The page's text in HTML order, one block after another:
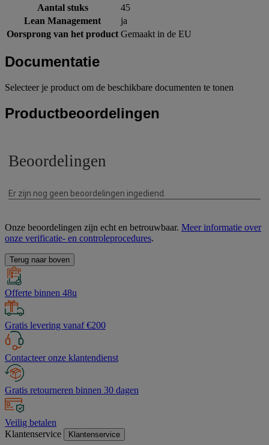
Aantal stuks
45
Lean Management
ja
Oorsprong van het product Gemaakt in de EU
Documentatie
Selecteer je product om de beschikbare documenten te tonen
Productbeoordelingen
Onze beoordelingen zijn echt en betrouwbaar. Meer informatie over
onze verificatie- en controleprocedures.
Terug naar boven
Offerte binnen 48u
Gratis levering vanaf €200
Contacteer onze klantendienst
Gratis retourneren binnen 30 dagen
Veilig betalen
Klantenservice
Klantenservice